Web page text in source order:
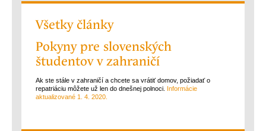
Všetky články
Pokyny pre slovenských
študentov v zahraničí
Ak ste stále v zahraničí a chcete sa vrátiť domov, požiadať o
repatriáciu môžete už len do dnešnej polnoci. Informácie
aktualizované 1. 4. 2020.